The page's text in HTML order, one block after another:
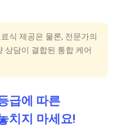
식 제공은 물론, 전문가의
상담이 결합된 통합 케어
급에 따른
치지 마세요!